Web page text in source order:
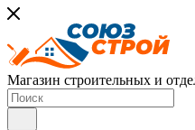
Магазин строительных и